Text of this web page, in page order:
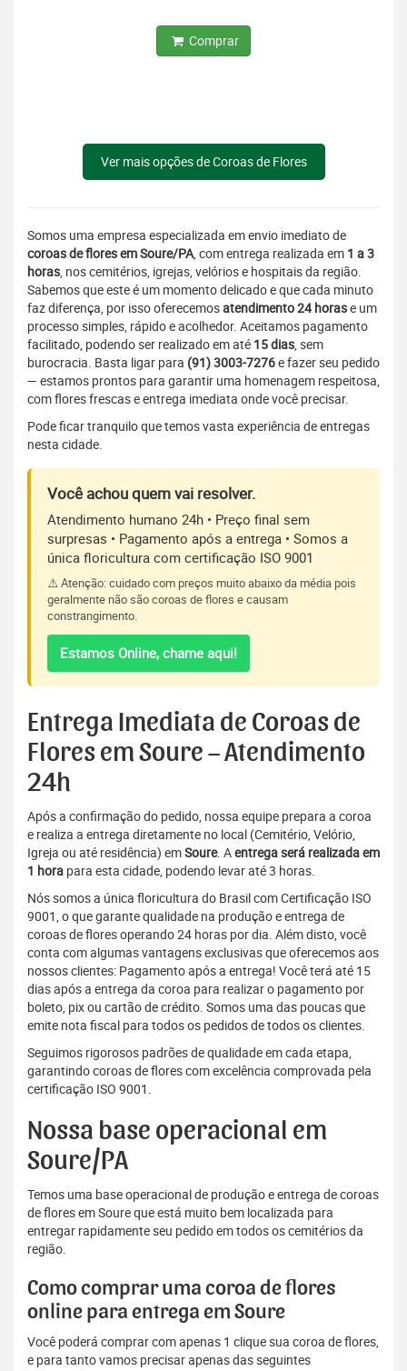
Comprar
Ver mais opções de Coroas de Flores
Somos uma empresa especializada em envio imediato de
coroas de flores em Soure/PA, com entrega realizada em 1 a 3
horas, nos cemitérios, igrejas, velórios e hospitais da região.
Sabemos que este é um momento delicado e que cada minuto
faz diferença, por isso oferecemosatendimento 24 horase um
processo simples, rápido e acolhedor. Aceitamos pagamento
facilitado, podendo ser realizado em até 15 dias, sem
burocracia. Basta ligar para (91) 3003-7276e fazer seu pedido
— estamos prontos para garantir uma homenagem respeitosa,
com flores frescas e entrega imediata onde você precisar.
Pode ficar tranquilo que temos vasta experiência de entregas
nesta cidade.
Você achou quem vai resolver.
Atendimento humano 24h • Preço final sem
surpresas • Pagamento após a entrega • Somos a
única floricultura com certificação ISO 9001
⚠️ Atenção: cuidado com preços muito abaixo da média pois
geralmente não são coroas de flores e causam
constrangimento.
Estamos Online, chame aqui!
Entrega Imediata de Coroas de
Flores em Soure – Atendimento
24h
Após a confirmação do pedido, nossa equipe prepara a coroa
e realiza a entrega diretamente no local (Cemitério, Velório,
Igreja ou até residência) emSoure. Aentrega será realizada em
1 hora para esta cidade, podendo levar até 3 horas.
Nós somos a única floricultura do Brasil com Certificação ISO
9001, o que garante qualidade na produção e entrega de
coroas de flores operando 24 horas por dia. Além disto, você
conta com algumas vantagens exclusivas que oferecemos aos
nossos clientes: Pagamento após a entrega! Você terá até 15
dias após a entrega da coroa para realizar o pagamento por
boleto, pix ou cartão de crédito. Somos uma das poucas que
emite nota fiscal para todos os pedidos de todos os clientes.
Seguimos rigorosos padrões de qualidade em cada etapa,
garantindo coroas de flores com excelência comprovada pela
certificação ISO 9001.
Nossa base operacional em
Soure/PA
Temos uma base operacional de produção e entrega de coroas
de flores em Soure que está muito bem localizada para
entregar rapidamente seu pedido em todos os cemitérios da
região.
Como comprar uma coroa de flores
online para entrega em Soure
Você poderá comprar com apenas 1 clique sua coroa de flores,
e para tanto vamos precisar apenas das seguintes